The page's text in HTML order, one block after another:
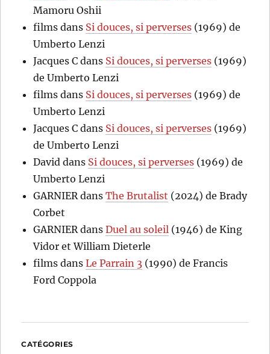
Mamoru Oshii
films dans Si douces, si perverses (1969) de
Umberto Lenzi
Jacques C dans Si douces, si perverses (1969)
de Umberto Lenzi
films dans Si douces, si perverses (1969) de
Umberto Lenzi
Jacques C dans Si douces, si perverses (1969)
de Umberto Lenzi
David dans Si douces, si perverses (1969) de
Umberto Lenzi
GARNIER dansThe Brutalist (2024) de Brady
Corbet
GARNIER dansDuel au soleil (1946) de King
Vidor et William Dieterle
films dansLe Parrain 3 (1990) de Francis
Ford Coppola
CATÉGORIES